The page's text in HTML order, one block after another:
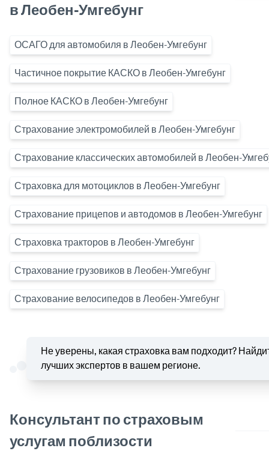
в Леобен-Умгебунг
ОСАГО для автомобиля в Леобен-Умгебунг
Частичное покрытие КАСКО в Леобен-Умгебунг
Полное КАСКО в Леобен-Умгебунг
Страхование электромобилей в Леобен-Умгебунг
Страхование классических автомобилей в Леобен-
Страховка для мотоциклов в Леобен-Умгебунг
Страхование прицепов и автодомов в Леобен-Умгебунг
Страховка тракторов в Леобен-Умгебунг
Страхование грузовиков в Леобен-Умгебунг
Страхование велосипедов в Леобен-Умгебунг
Не уверены, какая страховка вам подходит?
лучших экспертов в вашем регионе.
Консультант по страховым
услугам поблизости